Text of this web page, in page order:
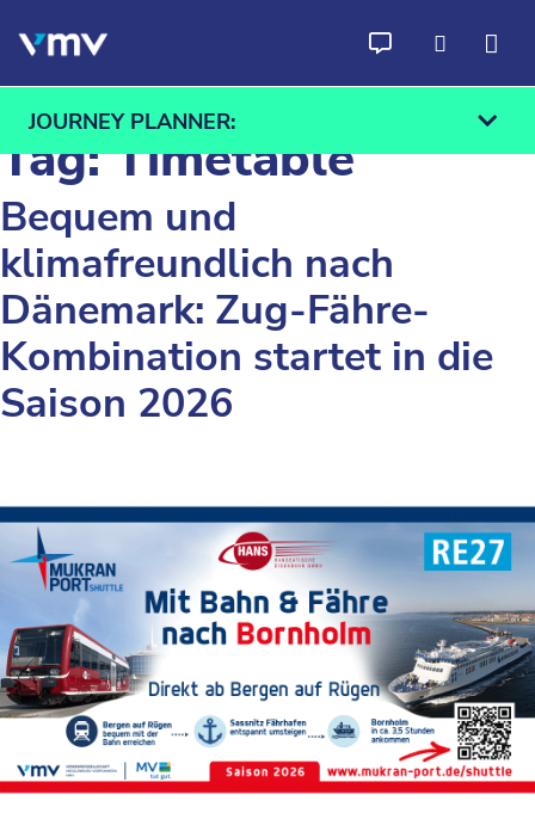
JOURNEY PLANNER:
From To
Find
Tag:Timetable
Bequem und
klimafreundlich nach
Dänemark: Zug-Fähre-
Kombination startet in die
Saison 2026